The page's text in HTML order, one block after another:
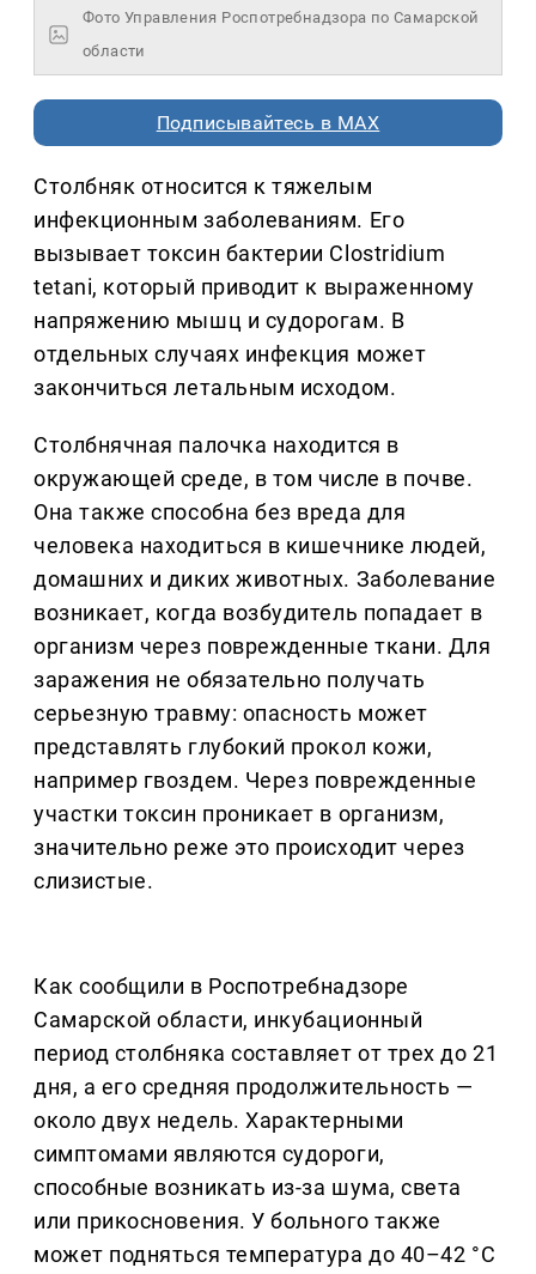
Фото Управления Роспотребнадзора по Самарской
области
Подписывайтесь в MAX
Столбняк относится к тяжелым
инфекционным заболеваниям. Его
вызывает токсин бактерии Clostridium
tetani, который приводит к выраженному
напряжению мышц и судорогам. В
отдельных случаях инфекция может
закончиться летальным исходом.
Столбнячная палочка находится в
окружающей среде, в том числе в почве.
Она также способна без вреда для
человека находиться в кишечнике людей,
домашних и диких животных. Заболевание
возникает, когда возбудитель попадает в
организм через поврежденные ткани. Для
заражения не обязательно получать
серьезную травму: опасность может
представлять глубокий прокол кожи,
например гвоздем. Через поврежденные
участки токсин проникает в организм,
значительно реже это происходит через
слизистые.
Как сообщили в Роспотребнадзоре
Самарской области, инкубационный
период столбняка составляет от трех до 21
дня, а его средняя продолжительность —
около двух недель. Характерными
симптомами являются судороги,
способные возникать из-за шума, света
или прикосновения. У больного также
может подняться температура до 40–42 °С